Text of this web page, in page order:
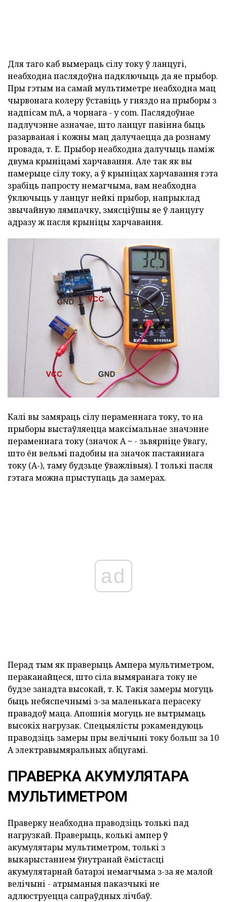
Для таго каб вымераць сілу току ў ланцугі,
неабходна паслядоўна падключыць да яе прыбор.
Пры гэтым на самай мультиметре неабходна мац
чырвонага колеру ўставіць у гняздо на прыборы з
надпісам mA, а чорнага - у com. Паслядоўнае
падлучэнне азначае, што ланцуг павінна быць
разарваная і кожны мац далучаецца да рознаму
провада, т. Е. Прыбор неабходна далучыць паміж
двума крыніцамі харчавання. Але так як вы
памерыце сілу току, а ў крыніцах харчавання гэта
зрабіць папросту немагчыма, вам неабходна
ўключыць у ланцуг нейкі прыбор, напрыклад
звычайную лямпачку, змясціўшы яе ў ланцугу
адразу ж пасля крыніцы харчавання.
Калі вы замяраць сілу пераменнага току, то на
прыборы выстаўляецца максімальнае значэнне
пераменнага току (значок А ~ - зьвярніце ўвагу,
што ён вельмі падобны на значок пастаяннага
току (А-), таму будзьце ўважлівыя). І толькі пасля
гэтага можна прыступаць да замерах.
ad
Перад тым як праверыць Ампера мультиметром,
пераканайцеся, што сіла вымяранага току не
будзе занадта высокай, т. К. Такія замеры могуць
быць небяспечнымі з-за маленькага перасеку
правадоў маца. Апошнія могуць не вытрымаць
высокіх нагрузак. Спецыялісты рэкамендуюць
праводзіць замеры пры велічыні току больш за 10
А электравымяральных абцугамі.
ПРАВЕРКА АКУМУЛЯТАРА
МУЛЬТИМЕТРОМ
Праверку неабходна праводзіць толькі пад
нагрузкай. Праверыць, колькі ампер ў
акумулятары мультиметром, толькі з
выкарыстаннем ўнутранай ёмістасці
акумулятарнай батарэі немагчыма з-за яе малой
велічыні - атрыманыя паказчыкі не
адлюструецца сапраўдных лічбаў.